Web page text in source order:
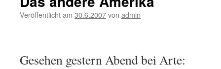
Veröffentlicht am 30.6.2007von admin
Gesehen gestern Abend bei Arte: